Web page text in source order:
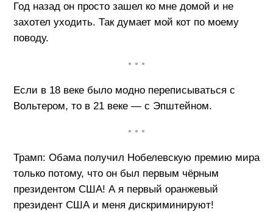
Год назад он просто зашел ко мне домой и не
захотел уходить. Так думает мой кот по моему
поводу.
• • •
Если в 18 веке было модно переписываться с
Вольтером, то в 21 веке — с Эпштейном.
• • •
Трамп: Обама получил Нобелевскую премию мира
только потому, что он был первым чёрным
президентом США! А я первый оранжевый
президент США и меня дискриминируют!